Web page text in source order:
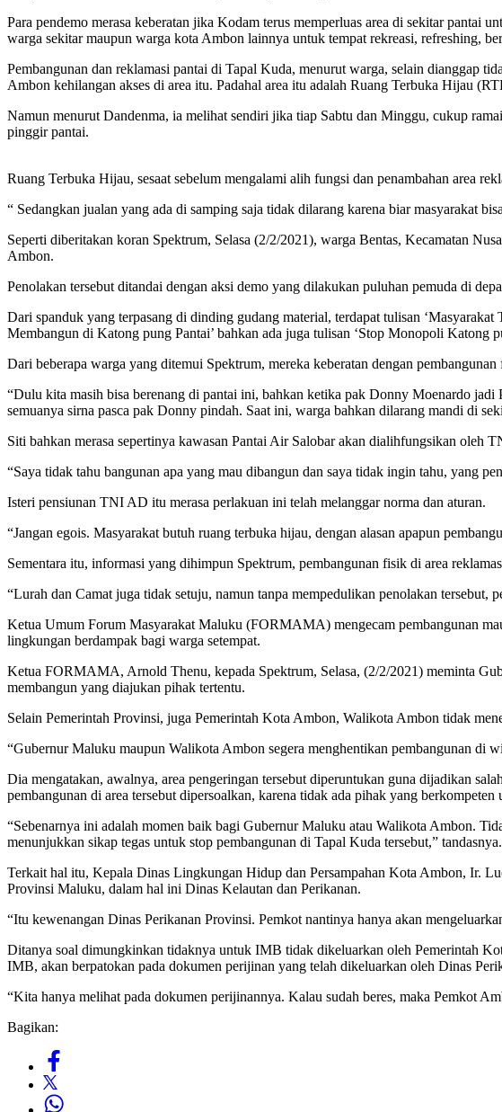
Para pendemo merasa keberatan jika Kodam terus memperluas area di sekitar pantai
warga sekitar maupun warga kota Ambon lainnya untuk tempat rekreasi, refreshing,
Pembangunan dan reklamasi pantai di Tapal Kuda, menurut warga, selain dianggap
Ambon kehilangan akses di area itu. Padahal area itu adalah Ruang Terbuka Hijau
Namun menurut Dandenma, ia melihat sendiri jika tiap Sabtu dan Minggu, cukup
pinggir pantai.
Ruang Terbuka Hijau, sesaat sebelum mengalami alih fungsi dan penambahan area
“ Sedangkan jualan yang ada di samping saja tidak dilarang karena biar masyarakat
Seperti diberitakan koran Spektrum, Selasa (2/2/2021), warga Bentas, Kecamatan
Ambon.
Penolakan tersebut ditandai dengan aksi demo yang dilakukan puluhan pemuda di
Dari spanduk yang terpasang di dinding gudang material, terdapat tulisan
Membangun di Katong pung Pantai’ bahkan ada juga tulisan ‘Stop Monopoli Katong
Dari beberapa warga yang ditemui Spektrum, mereka keberatan dengan
“Dulu kita masih bisa berenang di pantai ini, bahkan ketika pak Donny Moenardo
semuanya sirna pasca pak Donny pindah. Saat ini, warga bahkan dilarang mandi di
Siti bahkan merasa sepertinya kawasan Pantai Air Salobar akan dialihfungsikan oleh
“Saya tidak tahu bangunan apa yang mau dibangun dan saya tidak ingin tahu, yang
Isteri pensiunan TNI AD itu merasa perlakuan ini telah melanggar norma dan aturan.
“Jangan egois. Masyarakat butuh ruang terbuka hijau, dengan alasan apapun
Sementara itu, informasi yang dihimpun Spektrum, pembangunan fisik di area
“Lurah dan Camat juga tidak setuju, namun tanpa mempedulikan penolakan tersebut,
Ketua Umum Forum Masyarakat Maluku (FORMAMA) mengecam pembangunan
lingkungan berdampak bagi warga setempat.
Ketua FORMAMA, Arnold Thenu, kepada Spektrum, Selasa, (2/2/2021) meminta
membangun yang diajukan pihak tertentu.
Selain Pemerintah Provinsi, juga Pemerintah Kota Ambon, Walikota Ambon tidak
“Gubernur Maluku maupun Walikota Ambon segera menghentikan pembangunan di
Dia mengatakan, awalnya, area pengeringan tersebut diperuntukan guna dijadikan
pembangunan di area tersebut dipersoalkan, karena tidak ada pihak yang
“Sebenarnya ini adalah momen baik bagi Gubernur Maluku atau Walikota Ambon.
menunjukkan sikap tegas untuk stop pembangunan di Tapal Kuda tersebut,” tandasnya.
Terkait hal itu, Kepala Dinas Lingkungan Hidup dan Persampahan Kota Ambon, Ir.
Provinsi Maluku, dalam hal ini Dinas Kelautan dan Perikanan.
“Itu kewenangan Dinas Perikanan Provinsi. Pemkot nantinya hanya akan
Ditanya soal dimungkinkan tidaknya untuk IMB tidak dikeluarkan oleh Pemerintah
IMB, akan berpatokan pada dokumen perijinan yang telah dikeluarkan oleh Dinas
“Kita hanya melihat pada dokumen perijinannya. Kalau sudah beres, maka Pemkot
Bagikan: